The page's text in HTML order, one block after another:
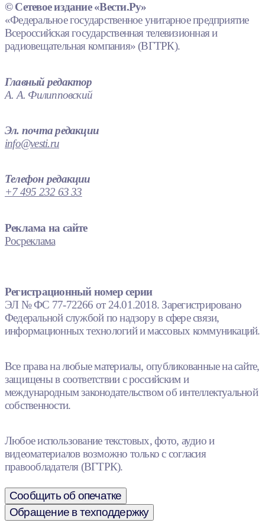
© Сетевое издание «Вести.Ру»
«Федеральное государственное унитарное предприятие
Всероссийская государственная телевизионная и
радиовещательная компания» (ВГТРК).
Главный редактор
А. А. Филипповский
Эл. почта редакции
info@vesti.ru
Телефон редакции
+7 495 232 63 33
Реклама на сайте
Росреклама
Регистрационный номер серии
ЭЛ № ФС 77-72266 от 24.01.2018. Зарегистрировано
Федеральной службой по надзору в сфере связи,
информационных технологий и массовых коммуникаций.
Все права на любые материалы, опубликованные на сайте,
защищены в соответствии с российским и
международным законодательством об интеллектуальной
собственности.
Любое использование текстовых, фото, аудио и
видеоматериалов возможно только с согласия
правообладателя (ВГТРК).
Сообщить об опечатке
Обращение в техподдержку